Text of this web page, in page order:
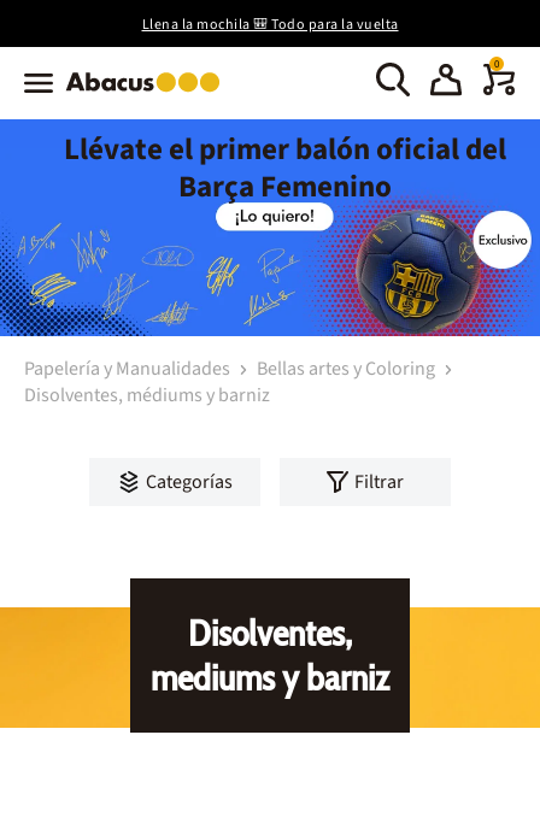
Llena la mochila 🎒 Todo para la vuelta
0
Llévate el primer balón oficial del
Barça Femenino
Papelería y Manualidades
Bellas artes y Coloring
Disolventes, médiums y barniz
Categorías Filtrar
Disolventes,
mediums y barniz